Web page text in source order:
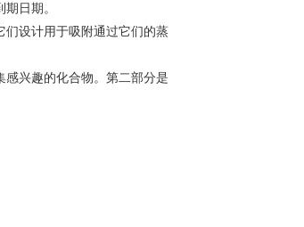
日期。
们设计用于吸附通过它们的蒸
兴趣的化合物。第二部分是